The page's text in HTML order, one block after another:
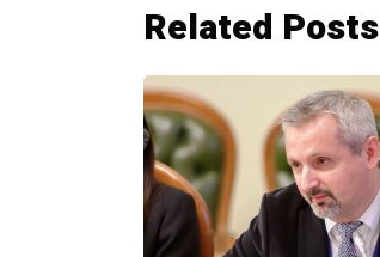
Related Posts